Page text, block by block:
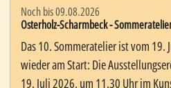
Noch bis 09.08.2026
Osterholz-Scharmbeck -
Das 10. Sommeratelier ist vom 19.
wieder am Start: Die
19. Juli 2026, um 11.30 Uhr im